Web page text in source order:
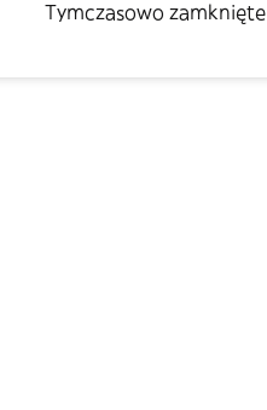
Tymczasowo zamknięte